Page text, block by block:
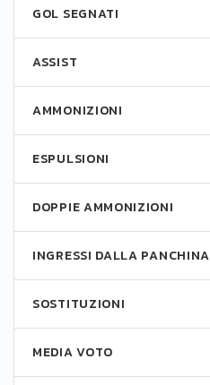
GOL SEGNATI
ASSIST
AMMONIZIONI
ESPULSIONI
DOPPIE AMMONIZIONI
INGRESSI DALLA PANCHINA
SOSTITUZIONI
MEDIA VOTO